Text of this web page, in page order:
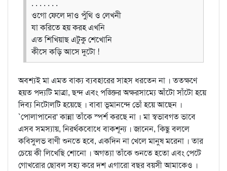
. . . . . . .
ওগো ফেলে দাও পুঁথি ও লেখনী
যা করিতে হয় করহ এখনি
এত শিখিয়াছ এটুকু শেখোনি
কীসে কড়ি আসে দুটো !
অবশ্যই মা এমত বাক্য ব্যবহারের সাহস ধরতেন না । ততক্ষণে
হয়ত পদ্যটি মাত্রা, ছন্দ এবং পঙ্ক্তির অক্ষরসাম্যে আঁটো সাঁটো হয়ে
দিব্য নিটোলটি হয়েছে । বাবা ভূমানন্দে ভোঁ হয়ে আছেন ।
`পোলাপানের' কান্না তাঁকে স্পর্শ করছে না । মা স্বভাবগত ভাবে
এসব সমস্যায়, নিরর্থকবোধে বাক্শূন্য । জানেন, কিছু বললে
কবিসুলভ বাণী শুনতে হবে, একদিন না খেলে মানুষ মরেনা । তার
চেয়ে কী লিখেছি শোনো । অগত্যা তাঁকে শুনতে হতো এবং পেটে
গোখরোর ছোবল সহ্য করে দশ এগারো বছর বয়সী আমাকেও ।